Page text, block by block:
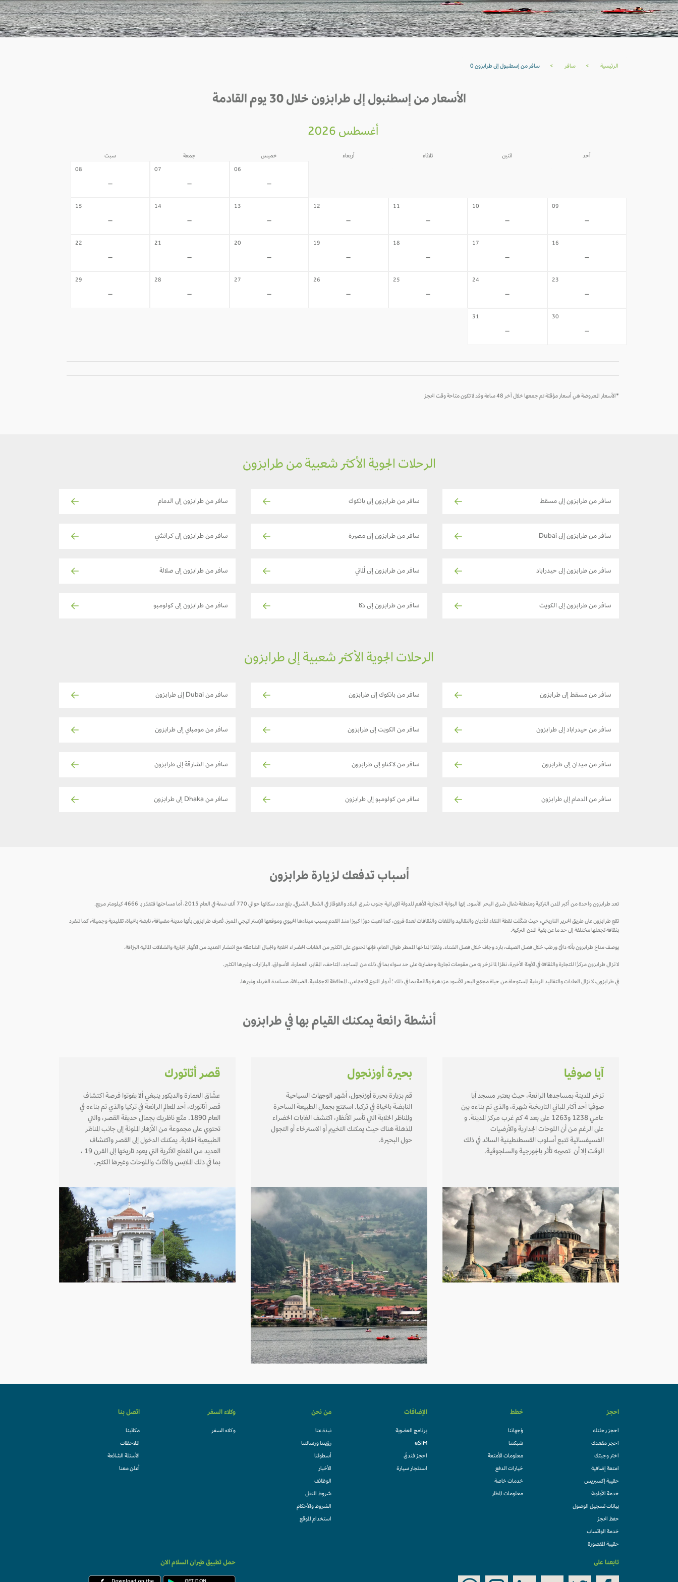
الرئيسية > سافر > سافر من إسطنبول إلى طرابزون 0
الأسعار من إسطنبول إلى طرابزون خلال 30 يوم القادمة
أغسطس 2026
أحد اثنين ثلاثاء أربعاء خميس جمعة سبت
06
-
07
-
08
-
09
-
10
-
11
-
12
-
13
-
14
-
15
-
16
-
17
-
18
-
19
-
20
-
21
-
22
-
23
-
24
-
25
-
26
-
27
-
28
-
29
-
30
-
31
-
*الأسعار المعروضة هي أسعار مؤقتة تم جمعها خلال آخر 48 ساعة وقد لا تكون متاحة وقت الحجز
الرحلات الجوية الأكثر شعبية من طرابزون
سافر من طرابزون إلى مسقط سافر من طرابزون إلى بانكوك سافر من طرابزون إلى الدمام
سافر من طرابزون إلى Dubai سافر من طرابزون إلى مصيرة سافر من طرابزون إلى كراتشي
سافر من طرابزون إلى حيدراباد سافر من طرابزون إلى ألماتي سافر من طرابزون إلى صلالة
سافر من طرابزون إلى الكويت سافر من طرابزون إلى دكا سافر من طرابزون إلى كولومبو
الرحلات الجوية الأكثر شعبية إلى طرابزون
سافر من مسقط إلى طرابزون سافر من بانكوك إلى طرابزون سافر من Dubai إلى طرابزون
سافر من حيدراباد إلى طرابزون سافر من الكويت إلى طرابزون سافر من مومباي إلى طرابزون
سافر من ميدان إلى طرابزون سافر من لاكناو إلى طرابزون سافر من الشارقة إلى طرابزون
سافر من الدمام إلى طرابزون سافر من كولومبو إلى طرابزون سافر من Dhaka إلى طرابزون
أسباب تدفعك لزيارة طرابزون
تعد طرابزون واحدة من أكبر المدن التركية ومنطقة شمال شرق البحر الأسود. إنها البوابة التجارية الأهم للدولة الإيرانية جنوب شرق البلاد والقوقاز في الشمال الشرقي. بلغ عدد سكانها حوالي 770 ألف نسمة في العام 2015، أما مساحتها فتقدّر بـ 4666 كيلومتر مربع.
تقع طرابزون على طريق الحرير التاريخي، حيث شكّلت نقطة التقاء للأديان والتقاليد واللغات والثقافات لعدة قرون، كما لعبت دورًا كبيرًا منذ القدم بسبب ميناءها الحيوي وموقعها الإستراتيجي المميز. تُعرف طرابزون بأنها مدينة مضيافة، نابضة بالحياة، تقليدية وجميلة، كما تنفرد
بثقافة تجعلها مختلفة إلى حد ما عن بقية المدن التركية.
يوصف مناخ طرابزون بأنه دافئ ورطب خلال فصل الصيف، بارد وجاف خلال فصل الشتاء. ونظرًا لمناخها الممطر طوال العام، فإنها تحتوي على الكثير من الغابات الخضراء الخلابة والجبال الشاهقة مع انتشار العديد من الأنهار الجارية والشلالات المائية البرّاقة.
لا تزال طرابزون مركزًا للتجارة والثقافة في الآونة الأخيرة، نظرًا لما تزخر به من مقومات تجارية وحضارية على حد سواء بما في ذلك من المساجد، المتاحف، المقابر، العمارة، الأسواق، البازارات وغيرها الكثير.
في طرابزون، لا تزال العادات والتقاليد الريفية المستوحاة من حياة مجتمع البحر الأسود مزدهرة وقائمة بما في ذلك ؛ أدوار النوع الاجتماعي، المحافظة الاجتماعية، الضيافة، مساعدة الغرباء وغيرها.
أنشطة رائعة يمكنك القيام بها في طرابزون
آيا صوفيا
تزخر المدينة بمساجدها الرائعة، حيث يعتبر مسجد آيا
صوفيا أحد أكثر المباني التاريخية شهرة، والذي تم بناءه بين
عامي 1238 و1263 على بعد 4 كم غرب مركز المدينة. و
على الرغم من أن اللوحات الجدارية والأرضيات
الفسيفسائية تتبع أسلوب القسطنطينية السائد في ذلك
الوقت إلا أن تصميمه تأثر بالجورجية والسلجوقية.
بحيرة أوزنجول
قم بزيارة بحيرة أوزنجول، أشهر الوجهات السياحية
النابضة بالحياة في تركيا. استمتع بجمال الطبيعة الساحرة
والمناظر الخلابة التي تأسر الأنظار، اكتشف الغابات الخضراء
المذهلة هناك حيث يمكنك التخييم أو الاسترخاء أو التجول
حول البحيرة.
قصر أتاتورك
عشّاق العمارة والديكور ينبغي ألا يفوتوا فرصة اكتشاف
قصر أتاتورك، أحد المعالم الرائعة في تركيا والذي تم بناءه في
العام 1890. متّع ناظريك بجمال حديقة القصر، والتي
تحتوي على مجموعة من الأزهار الملونة إلى جانب المناظر
الطبيعية الخلابة. يمكنك الدخول إلى القصر واكتشاف
العديد من القطع الأثرية التي يعود تاريخها إلى القرن 19 ،
بما في ذلك الملابس والأثاث واللوحات وغيرها الكثير.
احجز
احجز رحلتك
احجز مقعدك
اختر وجبتك
امتعة إضافية
حقيبة إكسبريس
خدمة الأولوية
بيانات تسجيل الوصول
حفظ الحجز
خدمة الواتساب
حقيبة المقصورة
خطط
وُجهاتنا
شبكتنا
معلومات الأمتعة
خيارات الدفع
خدمات خاصة
معلومات المطار
الإضافات
برنامج العضوية
eSIM
احجز فندقً
استئجار سيارة
من نحن
نبذة عنا
رؤيتنا ورسالتنا
أسطولنا
الأخبار
الوظائف
شروط النقل
الشروط والأحكام
استخدام الموقع
وكلاء السفر
وكلاء السفر
اتصل بنا
مكاتبنا
الملاحظات
الأسئلة الشائعة
أعلن معنا
تابعنا على حمل تطبيق طيران السلام الان